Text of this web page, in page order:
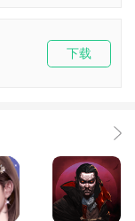
下载